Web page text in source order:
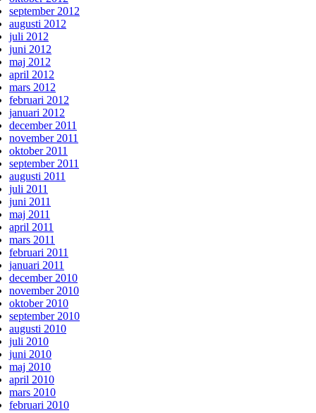
september 2012
augusti 2012
juli 2012
juni 2012
maj 2012
april 2012
mars 2012
februari 2012
januari 2012
december 2011
november 2011
oktober 2011
september 2011
augusti 2011
juli 2011
juni 2011
maj 2011
april 2011
mars 2011
februari 2011
januari 2011
december 2010
november 2010
oktober 2010
september 2010
augusti 2010
juli 2010
juni 2010
maj 2010
april 2010
mars 2010
februari 2010